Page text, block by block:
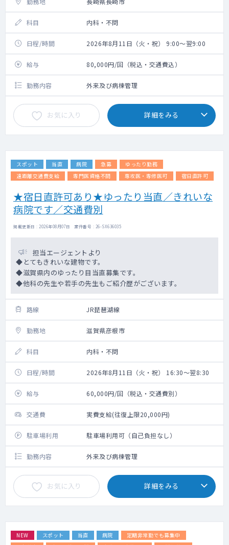
科目 内科・不問
日程/時間 2026年8月11日（火・祝） 9:00～翌9:00
給与 80,000円/回（税込・交通費込）
勤務内容 外来及び病棟管理
お気に入り 詳細をみる
スポット 当直 病院 急募
ゆったり勤務
遠距離交通費支給
専門医資格不問 専攻医・専修医可 宿日直許可
★宿日直許可あり★ゆったり当直／きれいな
病院です／交通費別
掲載更新日 : 2026年08月07日 案件番号 : 26-SX636035
担当エージェントより
◆とてもきれいな建物です。
◆滋賀県内のゆったり目当直募集です。
◆他科の先生や若手の先生もご紹介歴がございます。
路線 JR琵琶湖線
勤務地 滋賀県彦根市
科目 内科・不問
日程/時間 2026年8月11日（火・祝） 16:30～翌8:30
給与 60,000円/回（税込・交通費別）
交通費 実費支給(往復上限20,000円)
駐車場利用 駐車場利用可（自己負担なし）
勤務内容 外来及び病棟管理
お気に入り 詳細をみる
NEW スポット 当直 病院
定期非常勤でも募集中